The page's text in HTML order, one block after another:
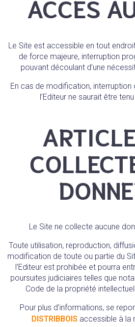
ACCES
Le Site est accessible en tout
de force majeure, interruption
pouvant découlant d’une
En cas de modification, interruption
l’Editeur ne saurait être
Le Site ne collecte aucune
Toute utilisation, reproduction,
modification de toute ou partie du
l’Editeur est prohibée et pourra
poursuites judiciaires telles que
Code de la propriété
Pour plus d’informations, se
DISTRIBBOIS accessible à la